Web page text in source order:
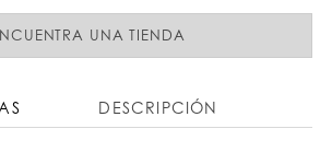
UNA TIENDA
DESCRIPCIÓN